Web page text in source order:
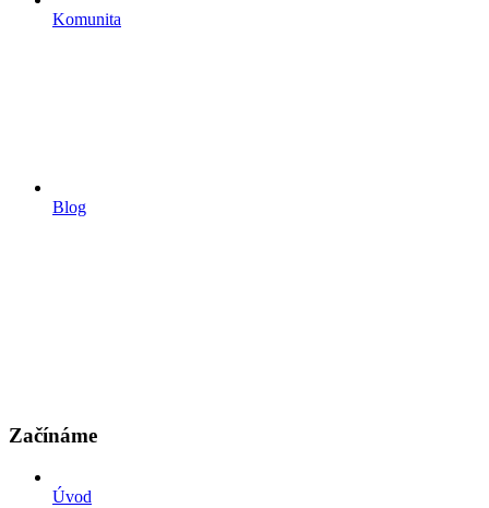
Komunita
Blog
Začínáme
Úvod